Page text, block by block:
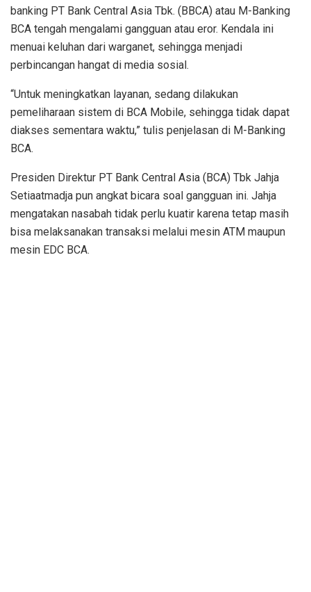
banking PT Bank Central Asia Tbk. (BBCA) atau M-Banking
BCA tengah mengalami gangguan atau eror. Kendala ini
menuai keluhan dari warganet, sehingga menjadi
perbincangan hangat di media sosial.
“Untuk meningkatkan layanan, sedang dilakukan
pemeliharaan sistem di BCA Mobile, sehingga tidak dapat
diakses sementara waktu,” tulis penjelasan di M-Banking
BCA.
Presiden Direktur PT Bank Central Asia (BCA) Tbk Jahja
Setiaatmadja pun angkat bicara soal gangguan ini. Jahja
mengatakan nasabah tidak perlu kuatir karena tetap masih
bisa melaksanakan transaksi melalui mesin ATM maupun
mesin EDC BCA.